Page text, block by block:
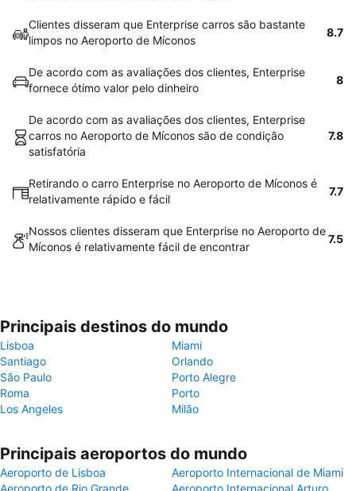
Clientes disseram que Enterprise carros são bastante
limpos no Aeroporto de Míconos
8.7
De acordo com as avaliações dos clientes, Enterprise
fornece ótimo valor pelo dinheiro
8
De acordo com as avaliações dos clientes, Enterprise
carros no Aeroporto de Míconos são de condição
satisfatória
7.8
Retirando o carro Enterprise no Aeroporto de Míconos é
relativamente rápido e fácil
7.7
Nossos clientes disseram que Enterprise no Aeroporto de
Míconos é relativamente fácil de encontrar
7.5
Principais destinos do mundo
Lisboa
Miami
Santiago
Orlando
São Paulo
Porto Alegre
Roma
Porto
Los Angeles
Milão
Principais aeroportos do mundo
Aeroporto de Lisboa
Aeroporto Internacional de Miami
Aeroporto de Rio Grande
Aeroporto Internacional Arturo